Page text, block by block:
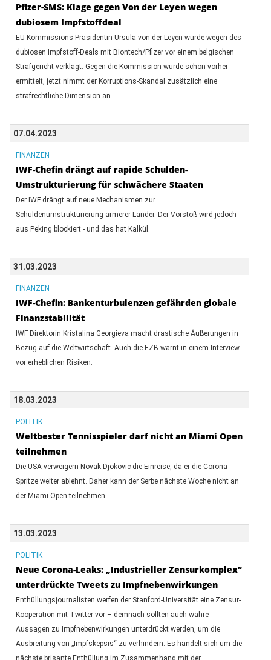
Pfizer-SMS: Klage gegen Von der Leyen wegen
dubiosem Impfstoffdeal
EU-Kommissions-Präsidentin Ursula von der Leyen wurde wegen des
dubiosen Impfstoff-Deals mit Biontech/Pfizer vor einem belgischen
Strafgericht verklagt. Gegen die Kommission wurde schon vorher
ermittelt, jetzt nimmt der Korruptions-Skandal zusätzlich eine
strafrechtliche Dimension an.
07.04.2023
FINANZEN
IWF-Chefin drängt auf rapide Schulden-
Umstrukturierung für schwächere Staaten
Der IWF drängt auf neue Mechanismen zur
Schuldenumstrukturierung ärmerer Länder. Der Vorstoß wird jedoch
aus Peking blockiert - und das hat Kalkül.
31.03.2023
FINANZEN
IWF-Chefin: Bankenturbulenzen gefährden globale
Finanzstabilität
IWF Direktorin Kristalina Georgieva macht drastische Äußerungen in
Bezug auf die Weltwirtschaft. Auch die EZB warnt in einem Interview
vor erheblichen Risiken.
18.03.2023
POLITIK
Weltbester Tennisspieler darf nicht an Miami Open
teilnehmen
Die USA verweigern Novak Djokovic die Einreise, da er die Corona-
Spritze weiter ablehnt. Daher kann der Serbe nächste Woche nicht an
der Miami Open teilnehmen.
13.03.2023
POLITIK
Neue Corona-Leaks: „Industrieller Zensurkomplex“
unterdrückte Tweets zu Impfnebenwirkungen
Enthüllungsjournalisten werfen der Stanford-Universität eine Zensur-
Kooperation mit Twitter vor – demnach sollten auch wahre
Aussagen zu Impfnebenwirkungen unterdrückt werden, um die
Ausbreitung von „Impfskepsis“ zu verhindern. Es handelt sich um die
nächste brisante Enthüllung im Zusammenhang mit der